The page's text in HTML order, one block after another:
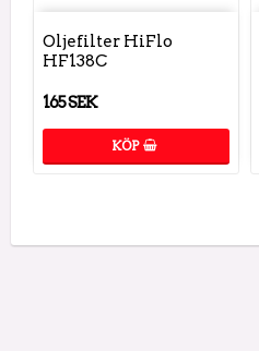
Oljefilter HiFlo
HF138C
165 SEK
KÖP